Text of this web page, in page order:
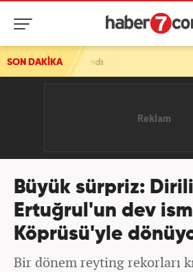
SON DAKİKA
Büyük sürpriz:
Ertuğrul'un dev
Köprüsü'yle
Bir dönem reyting rekorları